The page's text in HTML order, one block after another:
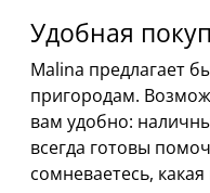
Удобная
Malina предлагает
пригородам.
вам удобно:
всегда готовы
сомневаетесь,